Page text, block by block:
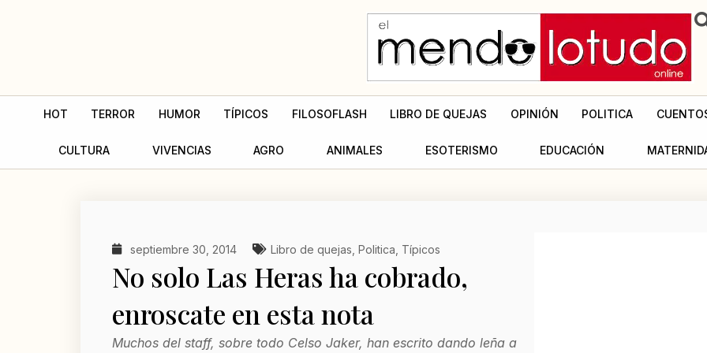
HOT TERROR HUMOR TÍPICOS FILOSOFLASH LIBRO DE QUEJAS OPINIÓN POLITICA
CULTURA VIVENCIAS AGRO ANIMALES ESOTERISMO EDUCACIÓN
septiembre 30, 2014 Libro de quejas Politica Típicos
No solo Las Heras ha cobrado,
enroscate en esta nota
Muchos del staff, sobre todo Celso Jaker, han escrito dando leña a